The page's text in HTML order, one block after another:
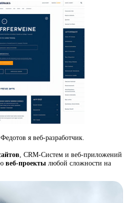
я веб-разработчик.
, CRM-Систем и веб-приложений
веб-проекты любой сложности на